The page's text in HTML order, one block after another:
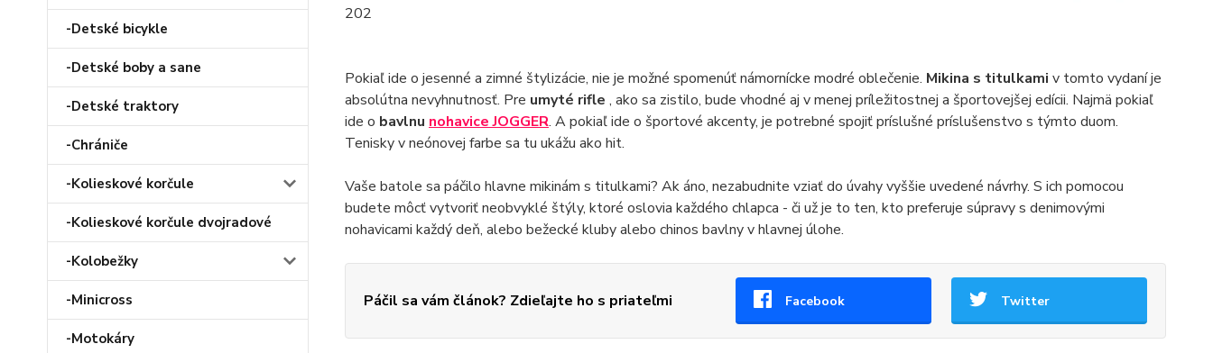
-Detské bicykle
-Detské boby a sane
-Detské traktory
-Chrániče
-Kolieskové korčule
-Kolieskové korčule dvojradové
-Kolobežky
-Minicross
-Motokáry
202
Pokiaľ ide o jesenné a zimné štylizácie, nie je možné spomenúť námornícke modré oblečenie. Mikina s titulkami v tomto vydaní je
absolútna nevyhnutnosť. Pre umyté rifle , ako sa zistilo, bude vhodné aj v menej príležitostnej a športovejšej edícii. Najmä pokiaľ
ide o bavlnu nohavice JOGGER. A pokiaľ ide o športové akcenty, je potrebné spojiť príslušné príslušenstvo s týmto duom.
Tenisky v neónovej farbe sa tu ukážu ako hit.
Vaše batole sa páčilo hlavne mikinám s titulkami? Ak áno, nezabudnite vziať do úvahy vyššie uvedené návrhy. S ich pomocou
budete môcť vytvoriť neobvyklé štýly, ktoré oslovia každého chlapca - či už je to ten, kto preferuje súpravy s denimovými
nohavicami každý deň, alebo bežecké kluby alebo chinos bavlny v hlavnej úlohe.
Páčil sa vám článok? Zdieľajte ho s priateľmi Facebook Twitter